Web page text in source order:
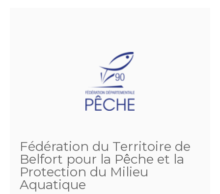
Fédération du Territoire de
Belfort pour la Pêche et la
Protection du Milieu
Aquatique